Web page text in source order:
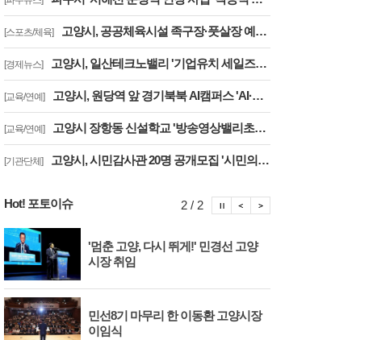
[스포츠/체육] 고양시, 공공체육시설 족구장·풋살장 예약 '경기공유서비스'로 전환··투명성 강화
[경제뉴스] 고양시, 일산테크노밸리 '기업유치 세일즈戰' 주요 기업에 고양시장 명의 투자 제안
[교육/연예] 고양시, 원당역 앞 경기북북 AI캠퍼스 'AI·디지털 배움터 체험존' 12월까지 운영
[교육/연예] 고양시 장항동 신설학교 '방송영상밸리초교' 교육부 심사 통과··2030년 개교
[기관단체] 고양시, 시민감사관 20명 공개모집 '시민의 시각·전문성으로 감사행정 제고'
Hot! 포토이슈
'멈춘 고양, 다시 뛰게!' 민경선 고양
시장 취임
민선8기 마무리 한 이동환 고양시장
이임식
2 / 2 포토이슈 이전보기
포토이슈 정지